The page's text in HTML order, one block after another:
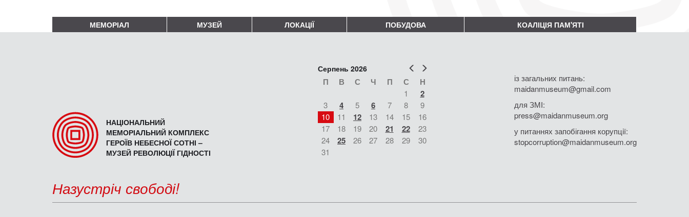
МЕМОРІАЛ МУЗЕЙ ЛОКАЦІЇ ПОБУДОВА КОАЛІЦІЯ ПАМ'ЯТІ
НАЦІОНАЛЬНИЙ
МЕМОРІАЛЬНИЙ КОМПЛЕКС
ГЕРОЇВ НЕБЕСНОЇ СОТНІ –
МУЗЕЙ РЕВОЛЮЦІЇ ГІДНОСТІ
Попер
Серпень 2026
П В С Ч П С Н
1 2
3 4 5 6 7 8
9
10
11 12 13 14 15
16
17
18 19 20 21 22
23
24
25 26 27 28 29
30
31
із загальних питань:
maidanmuseum@gmail.com
для ЗМІ:
press@maidanmuseum.org
у питаннях запобігання корупції:
stopcorruption@maidanmuseum.org
Назустріч свободі!